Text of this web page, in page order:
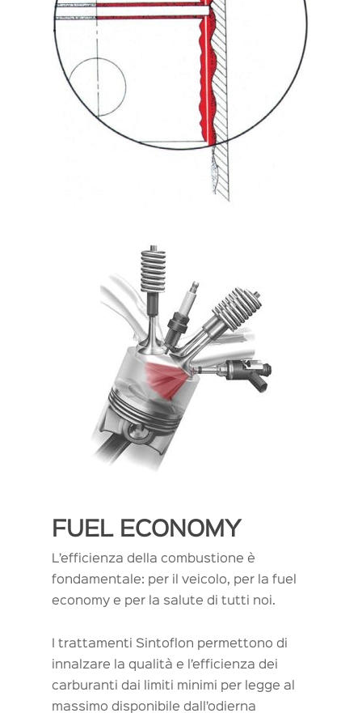
FUEL ECONOMY
L’efficienza della combustione è
fondamentale: per il veicolo, per la fuel
economy e per la salute di tutti noi.
I trattamenti Sintoflon permettono di
innalzare la qualità e l’efficienza dei
carburanti dai limiti minimi per legge al
massimo disponibile dall’odierna